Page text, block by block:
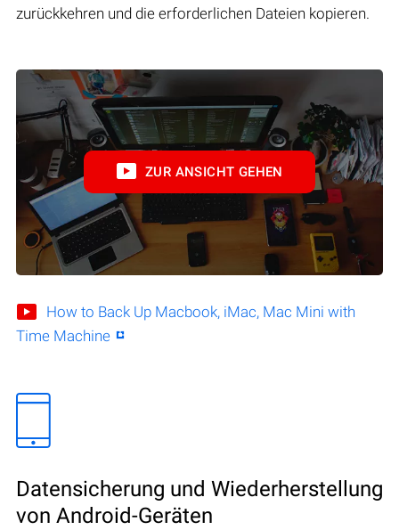
zurückkehren und die erforderlichen Dateien kopieren.
ZUR ANSICHT GEHEN
How to Back Up Macbook, iMac, Mac Mini with
Time Machine
Datensicherung und Wiederherstellung
von Android-Geräten